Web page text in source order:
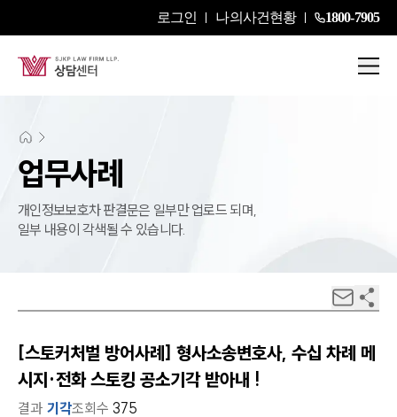
로그인 나의사건현황 1800-7905
업무사례
개인정보보호차 판결문은 일부만 업로드 되며,
일부 내용이 각색될 수 있습니다.
[스토커처벌 방어사례] 형사소송변호사, 수십 차례 메
시지·전화 스토킹 공소기각 받아내 !
결과 기각조회수 375